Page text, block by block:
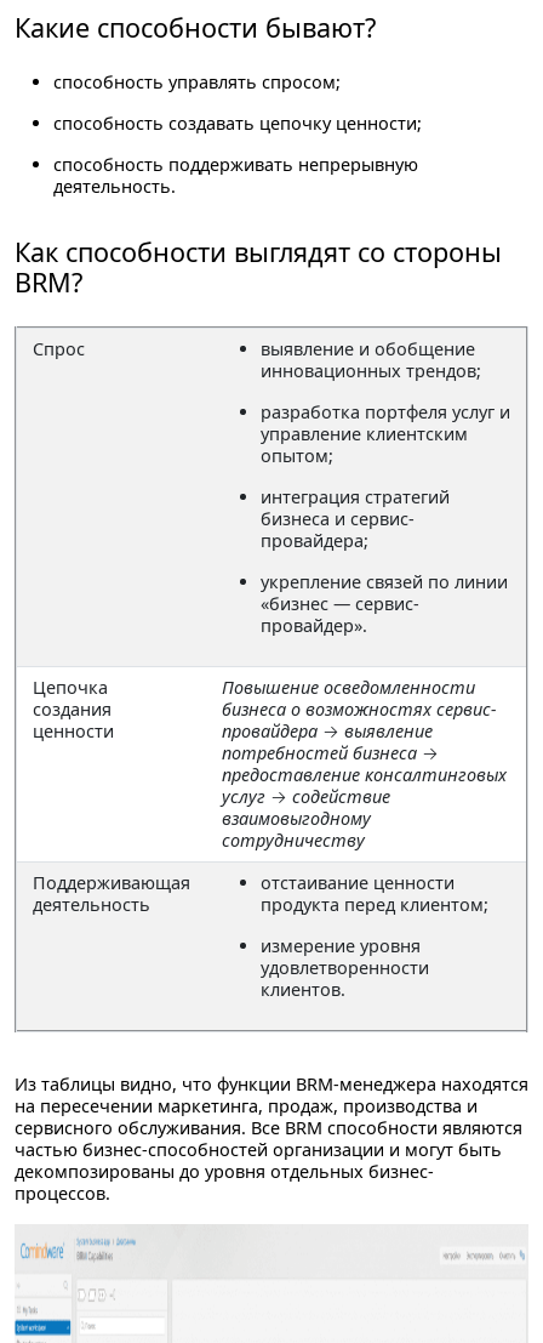
Какие способности бывают?
способность управлять спросом;
способность создавать цепочку ценности;
способность поддерживать непрерывную
деятельность.
Как способности выглядят со стороны
BRM?
Спрос
выявление и обобщение
инновационных трендов;
разработка портфеля услуг и
управление клиентским
опытом;
интеграция стратегий
бизнеса и сервис-
провайдера;
укрепление связей по линии
«бизнес — сервис-
провайдер».
Цепочка
создания
ценности
Повышение осведомленности
бизнеса о возможностях сервис-
провайдера→ выявление
потребностей бизнеса→
предоставление консалтинговых
услуг→ содействие
взаимовыгодному
сотрудничеству
Поддерживающая
деятельность
отстаивание ценности
продукта перед клиентом;
измерение уровня
удовлетворенности
клиентов.
Из таблицы видно, что функции BRM-менеджера находятся
на пересечении маркетинга, продаж, производства и
сервисного обслуживания. Все BRM способности являются
частью бизнес-способностей организации и могут быть
декомпозированы до уровня отдельных бизнес-
процессов.